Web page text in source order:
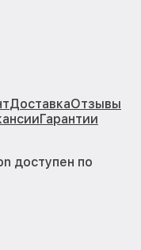
ДоставкаОтзывы
Гарантии
доступен по